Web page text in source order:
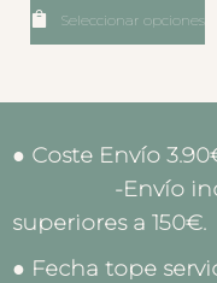
Seleccionar opciones
● Coste Envío
-Envío
superiores a 150€.
● Fecha tope